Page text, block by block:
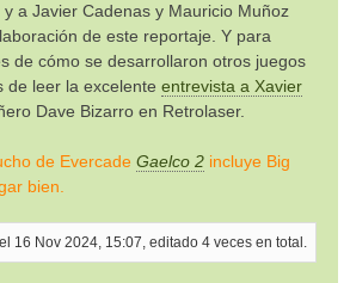
a Javier Cadenas y Mauricio Muñoz
de este reportaje. Y para
de cómo se desarrollaron otros juegos
de leer la excelente entrevista a Xavier
Dave Bizarro en Retrolaser.
de Evercade Gaelco 2 incluye Big
bien.
16 Nov 2024, 15:07, editado 4 veces en total.